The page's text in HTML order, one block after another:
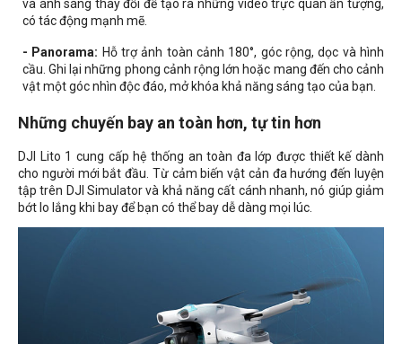
và ánh sáng thay đổi để tạo ra những video trực quan ấn tượng,
có tác động mạnh mẽ.
- Panorama: Hỗ trợ ảnh toàn cảnh 180°, góc rộng, dọc và hình
cầu. Ghi lại những phong cảnh rộng lớn hoặc mang đến cho cảnh
vật một góc nhìn độc đáo, mở khóa khả năng sáng tạo của bạn.
Những chuyến bay an toàn hơn, tự tin hơn
DJI Lito 1 cung cấp hệ thống an toàn đa lớp được thiết kế dành
cho người mới bắt đầu. Từ cảm biến vật cản đa hướng đến luyện
tập trên DJI Simulator và khả năng cất cánh nhanh, nó giúp giảm
bớt lo lắng khi bay để bạn có thể bay dễ dàng mọi lúc.